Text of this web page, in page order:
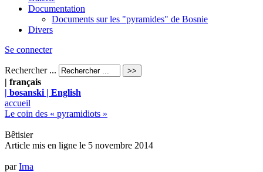
Documentation
Documents sur les "pyramides" de Bosnie
Divers
Se connecter
Rechercher ...
| français
| bosanski | English
accueil
Le coin des « pyramidiots »
Bêtisier
Article mis en ligne le 5 novembre 2014
parIrna